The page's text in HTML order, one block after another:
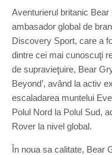
Aventurierul britanic
ambasador global de
Discovery Sport, care a
dintre cei mai cunoscuţi
de supravieţuire, Bear
Beyond’, având la activ
escaladarea muntelui
Polul Nord la Polul Sud,
Rover la nivel global.
În noua sa calitate, Bear